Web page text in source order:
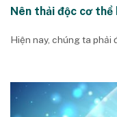
Nên thải độc cơ
Hiện nay, chúng ta phải